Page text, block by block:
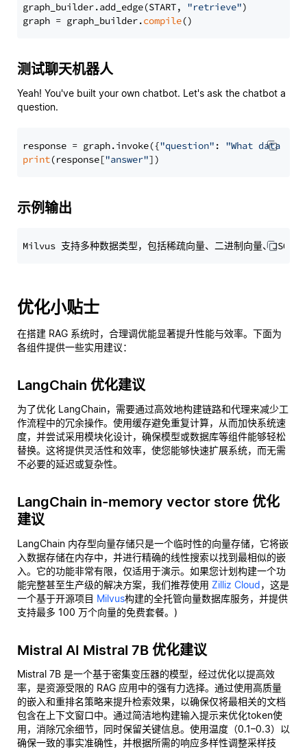
graph_builder.add_edge(START, "retrieve")
graph = graph_builder.compile
测试聊天机器人
Yeah! You've built your own chatbot. Let's ask the chatbot a
question.
response = graph.invoke({"question" : "What data
print(response["answer"
示例输出
优化小贴士
在搭建 RAG 系统时，合理调优能显著提升性能与效率。下面为
各组件提供一些实用建议：
LangChain 优化建议
为了优化 LangChain，需要通过高效地构建链路和代理来减少工
作流程中的冗余操作。使用缓存避免重复计算，从而加快系统速
度，并尝试采用模块化设计，确保模型或数据库等组件能够轻松
替换。这将提供灵活性和效率，使您能够快速扩展系统，而无需
不必要的延迟或复杂性。
LangChain in-memory vector store 优化
建议
LangChain 内存型向量存储只是一个临时性的向量存储，它将嵌
入数据存储在内存中，并进行精确的线性搜索以找到最相似的嵌
入。它的功能非常有限，仅适用于演示。如果您计划构建一个功
能完整甚至生产级的解决方案，我们推荐使用 Zilliz Cloud，这是
一个基于开源项目 Milvus构建的全托管向量数据库服务，并提供
支持最多 100 万个向量的免费套餐。)
Mistral AI Mistral 7B 优化建议
Mistral 7B 是一个基于密集变压器的模型，经过优化以提高效
率，是资源受限的 RAG 应用中的强有力选择。通过使用高质量
的嵌入和重排名策略来提升检索效果，以确保仅将最相关的文档
包含在上下文窗口中。通过简洁地构建输入提示来优化token使
用，消除冗余细节，同时保留关键信息。使用温度（0.1–0.3）以
确保一致的事实准确性，并根据所需的响应多样性调整采样技